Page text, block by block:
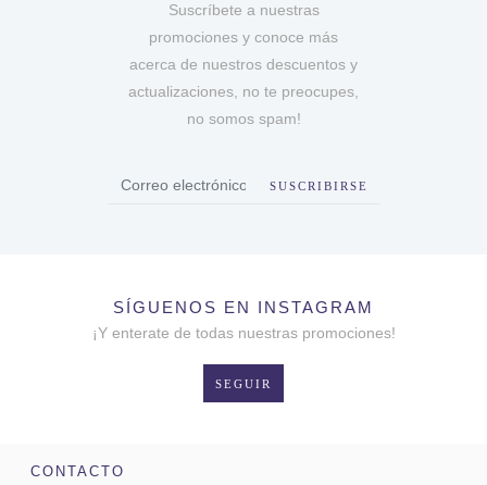
Suscríbete a nuestras
promociones y conoce más
acerca de nuestros descuentos y
actualizaciones, no te preocupes,
no somos spam!
SUSCRIBIRSE
SÍGUENOS EN INSTAGRAM
¡Y enterate de todas nuestras promociones!
SEGUIR
CONTACTO